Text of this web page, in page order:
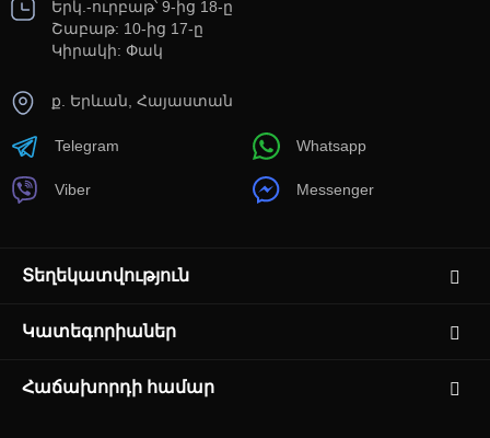
Երկ.-ուրբաթ՝ 9-ից 18-ը
Շաբաթ: 10-ից 17-ը
Կիրակի: Փակ
ք. Երևան, Հայաստան
Telegram
Viber
Whatsapp
Messenger
Տեղեկատվություն
Կատեգորիաներ
Հաճախորդի համար